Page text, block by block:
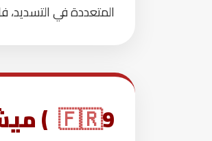
المتعددة في
🇫🇷9 ) ميشل بلاتيني